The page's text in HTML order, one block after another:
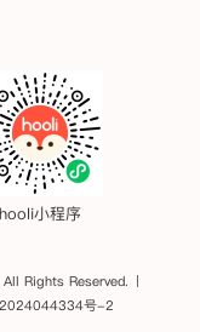
hooli小程序
Rights Reserved.
号-2